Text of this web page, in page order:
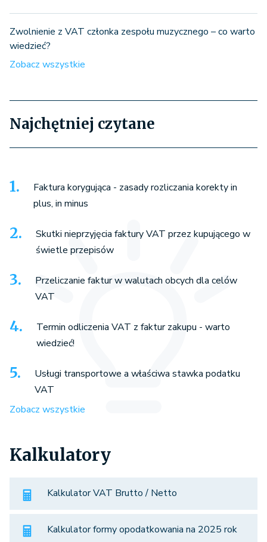
Zwolnienie z VAT członka zespołu muzycznego – co warto
wiedzieć?
Zobacz wszystkie
Najchętniej czytane
Faktura korygująca - zasady rozliczania korekty in
plus, in minus
Skutki nieprzyjęcia faktury VAT przez kupującego w
świetle przepisów
Przeliczanie faktur w walutach obcych dla celów
VAT
Termin odliczenia VAT z faktur zakupu - warto
wiedzieć!
Usługi transportowe a właściwa stawka podatku
VAT
Zobacz wszystkie
Kalkulatory
Kalkulator VAT Brutto / Netto
Kalkulator formy opodatkowania na 2025 rok